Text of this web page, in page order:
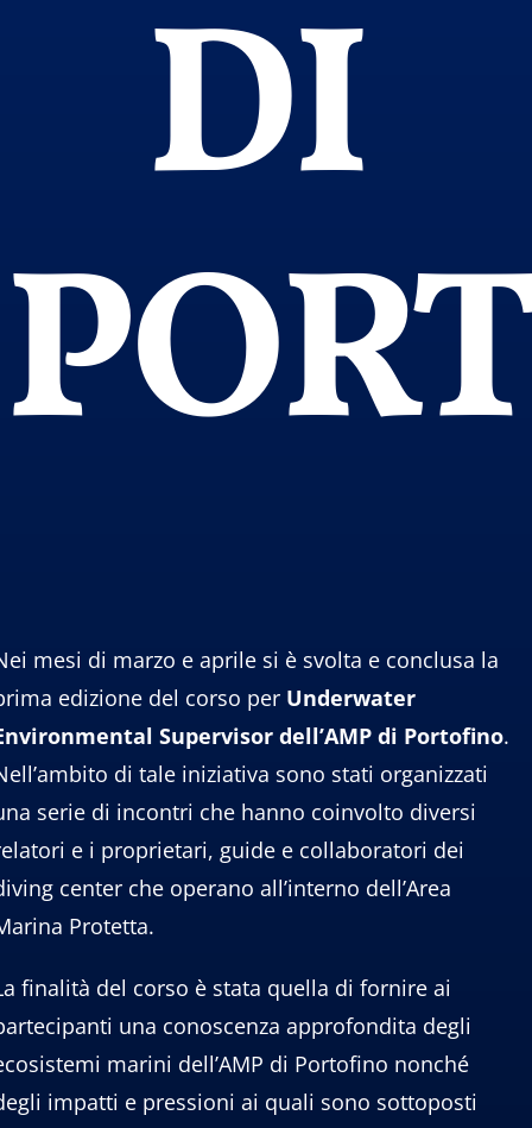
DI
mesi di marzo e aprile si è svolta e conclusa la
edizione del corso per Underwater
Supervisor dell’AMP di Portofino.
di tale iniziativa sono stati organizzati
serie di incontri che hanno coinvolto diversi
e i proprietari, guide e collaboratori dei
center che operano all’interno dell’Area
Protetta.
finalità del corso è stata quella di fornire ai
una conoscenza approfondita degli
marini dell’AMP di Portofino nonché
impatti e pressioni ai quali sono sottoposti